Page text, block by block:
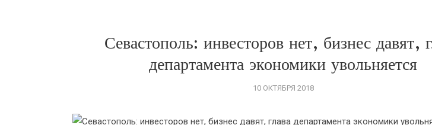
Севастополь: инвесторов нет, бизнес давят,
департамента экономики увольняется
10 ОКТЯБРЯ 2018